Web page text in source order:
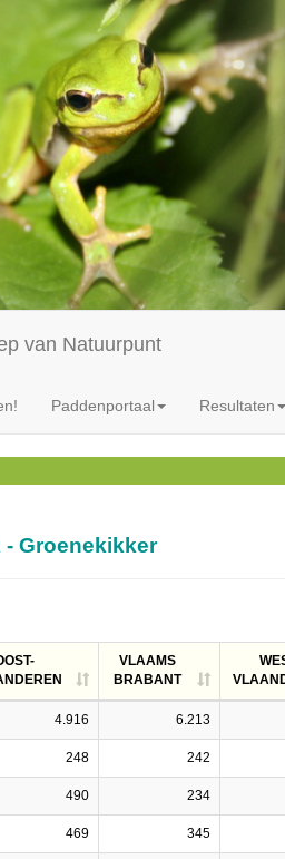
van Natuurpunt
Paddenportaal Resultaten
Groenekikker
VLAAMS
BRABANT
4.916 6.213
248 242
490 234
469 345